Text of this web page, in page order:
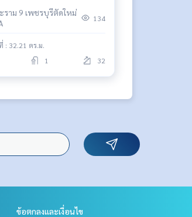
959-8900
ราม 9 เพชรบุรีตัดใหม่
134
: 32.21 ตร.ม.
1 32
ข้อตกลงและเงื่อนไข